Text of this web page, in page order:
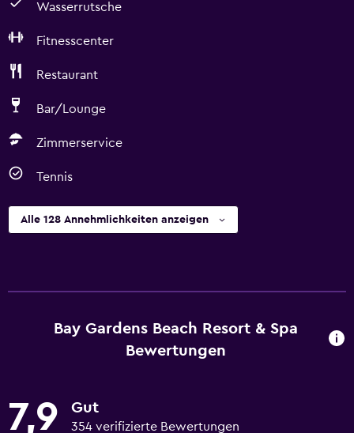
Wasserrutsche
Fitnesscenter
Restaurant
Bar/Lounge
Zimmerservice
Tennis
Alle 128 Annehmlichkeiten anzeigen
Bay Gardens Beach Resort & Spa
Bewertungen
7,9 Gut
354 verifizierte Bewertungen